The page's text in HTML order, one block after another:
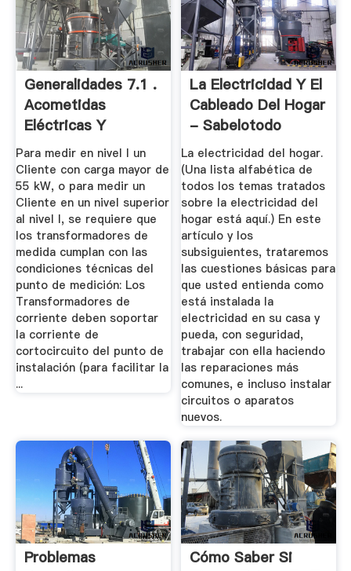
Generalidades 7.1 .
Acometidas
Eléctricas Y
Medidores ...
Para medir en nivel I un
Cliente con carga mayor de
55 kW, o para medir un
Cliente en un nivel superior
al nivel I, se requiere que
los transformadores de
medida cumplan con las
condiciones técnicas del
punto de medición: Los
Transformadores de
corriente deben soportar
la corriente de
cortocircuito del punto de
instalación (para facilitar la
...
La Electricidad Y El
Cableado Del Hogar
- Sabelotodo
La electricidad del hogar.
(Una lista alfabética de
todos los temas tratados
sobre la electricidad del
hogar está aquí.) En este
artículo y los
subsiguientes, trataremos
las cuestiones básicas para
que usted entienda como
está instalada la
electricidad en su casa y
pueda, con seguridad,
trabajar con ella haciendo
las reparaciones más
comunes, e incluso instalar
circuitos o aparatos
nuevos.
Problemas
Cómo Saber Si